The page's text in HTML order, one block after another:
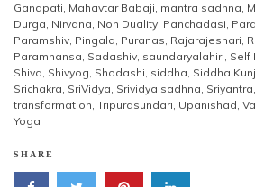
Ganapati, Mahavtar Babaji, mantra sadhna,
Durga, Nirvana, Non Duality, Panchadasi,
Paramshiv, Pingala, Puranas, Rajarajeshari,
Paramhansa, Sadashiv, saundaryalahiri, Self
Shiva, Shivyog, Shodashi, siddha, Siddha
Srichakra, SriVidya, Srividya sadhna, Sriyantra,
transformation, Tripurasundari, Upanishad,
Yoga
SHARE